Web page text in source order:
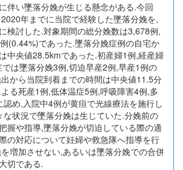
伴い墜落分娩が生じる懸念がある.今回
年までに当院で経験した墜落分娩を,
検討した.対象期間の総分娩数は3,678例,
(0.44%)であった.墜落分娩症例の自宅か
中央値28.5kmであった.初産婦1例,経産婦
は墜落分娩3例,切迫早産2例,早産1例の
から当院到着までの時間は中央値11.5分
る死産1例,低体温症5例,呼吸障害4例,多
認め,入院中4例が黄疸で光線療法を施行し
な状況で墜落分娩は生じていた.分娩前の
握や指導,墜落分娩が切迫している際の適
の対応について妊婦や救急隊へ指導を行
増加させない,あるいは墜落分娩での合併
切である.